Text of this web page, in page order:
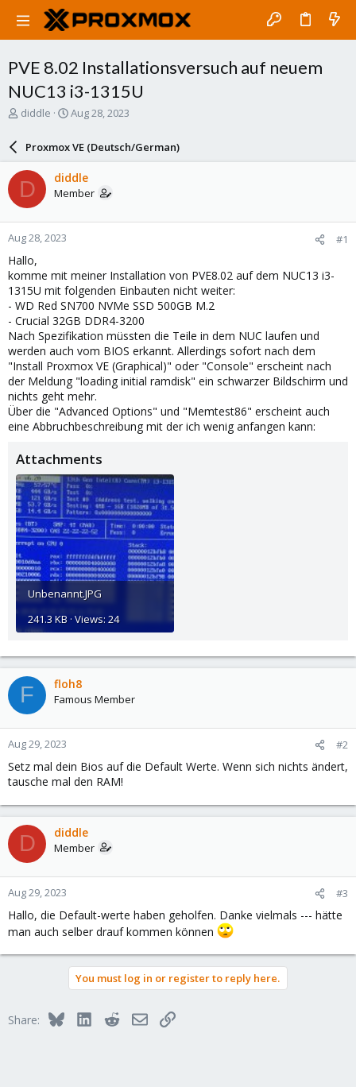
PVE 8.02 Installationsversuch auf neuem
NUC13 i3-1315U
T
a
d
s
t
a
r
t
e
r
diddle
S
a
d
a
e
Aug 28, 2023
Proxmox VE (Deutsch/German)
D diddle
Member
Aug 28, 2023 #1
Hallo,
komme mit meiner Installation von PVE8.02 auf dem NUC13 i3-
1315U mit folgenden Einbauten nicht weiter:
- WD Red SN700 NVMe SSD 500GB M.2
- Crucial 32GB DDR4-3200
Nach Spezifikation müssten die Teile in dem NUC laufen und
werden auch vom BIOS erkannt. Allerdings sofort nach dem
"Install Proxmox VE (Graphical)" oder "Console" erscheint nach
der Meldung "loading initial ramdisk" ein schwarzer Bildschirm und
nichts geht mehr.
Über die "Advanced Options" und "Memtest86" erscheint auch
eine Abbruchbeschreibung mit der ich wenig anfangen kann:
Attachments
Unbenannt.JPG
241.3 KB · Views: 24
F floh8
Famous Member
Aug 29, 2023 #2
Setz mal dein Bios auf die Default Werte. Wenn sich nichts ändert,
tausche mal den RAM!
D diddle
Member
Aug 29, 2023 #3
Hallo, die Default-werte haben geholfen. Danke vielmals --- hätte
man auch selber drauf kommen können
You must log in or register to reply here.
Share: BlueskyLinkedInRedditEmailLink